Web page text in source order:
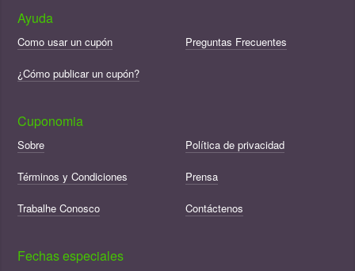
Ayuda
Como usar un cupón Preguntas Frecuentes
¿Cómo publicar un cupón?
Cuponomia
Sobre Política de privacidad
Términos y Condiciones Prensa
Trabalhe Conosco Contáctenos
Fechas especiales